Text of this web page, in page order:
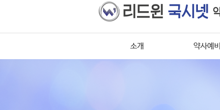
소개 약사예